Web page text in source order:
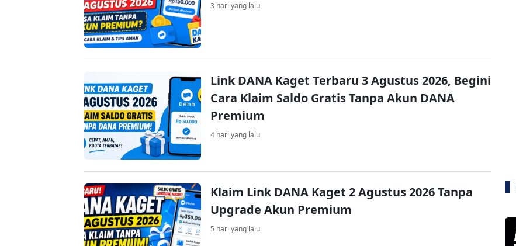
3 hari yang lalu
Link DANA Kaget Terbaru 3 Agustus 2026, Begini
Cara Klaim Saldo Gratis Tanpa Akun DANA
Premium
4 hari yang lalu
Klaim Link DANA Kaget 2 Agustus 2026 Tanpa
Upgrade Akun Premium
5 hari yang lalu